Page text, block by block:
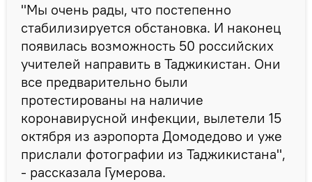
"Мы очень рады, что постепенно
стабилизируется обстановка. И наконец
появилась возможность 50 российских
учителей направить в Таджикистан. Они
все предварительно были
протестированы на наличие
коронавирусной инфекции, вылетели 15
октября из аэропорта Домодедово и уже
прислали фотографии из Таджикистана",
- рассказала Гумерова.